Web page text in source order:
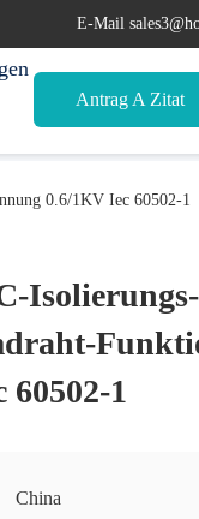
E-Mail
Antrag A Zitat
0.6/1KV Iec 60502-1
60502-1
China